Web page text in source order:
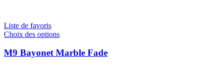
Liste de favoris
Choix des options
M9 Bayonet Marble Fade